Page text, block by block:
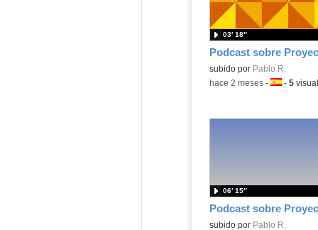
Contenido educativo.
subido por Pablo R.
03′ 18″
-hace 2 meses- Idioma:
- 5
Contenido educativo.
subido por Pablo R.
06′ 15″